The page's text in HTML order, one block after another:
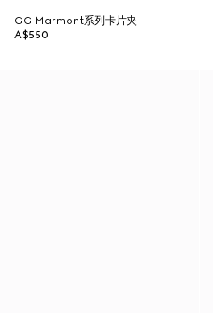
GG Marmont系列卡片夹
A$550